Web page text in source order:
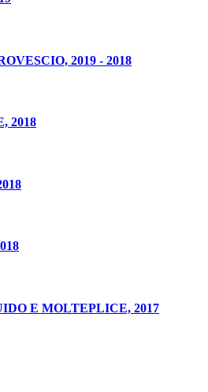
2019 - 2018
2018
E MOLTEPLICE, 2017